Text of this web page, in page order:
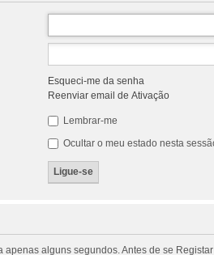
Esqueci-me da senha
Reenviar email de Ativação
Lembrar-me
Ocultar o meu estado nesta
alguns segundos. Antes de se